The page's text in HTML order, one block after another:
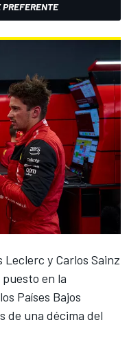
Leclerc y Carlos Sainz
en la
Países Bajos
de una décima del